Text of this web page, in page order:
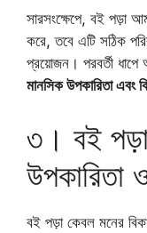
সারসংক্ষেপে, বই পড়া
করে, তবে এটি সঠিক
প্রয়োজন। পরবর্তী
মানসিক উপকারিতা এবং
৩। বই
উপকারিতা
বই পড়া কেবল মনের